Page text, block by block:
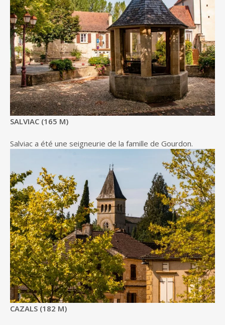
SALVIAC (165 M)
Salviac a été une seigneurie de la famille de Gourdon.
CAZALS (182 M)